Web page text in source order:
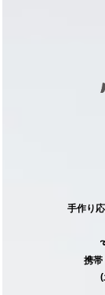
手作り
携帯
(